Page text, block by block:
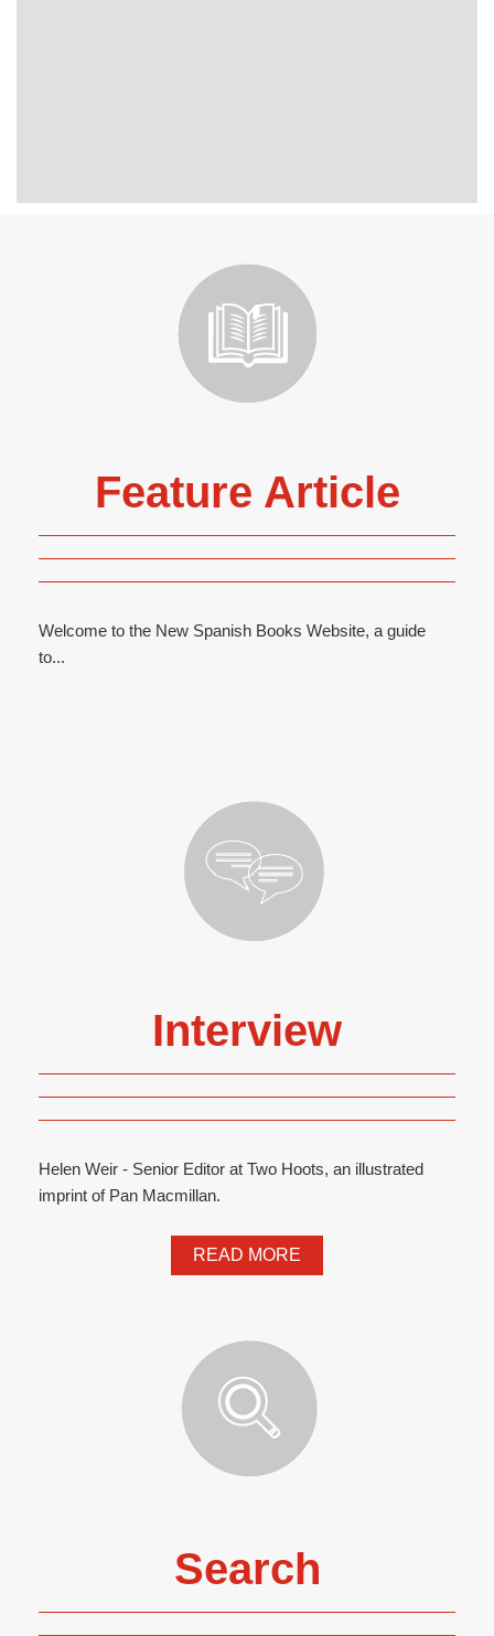
Feature Article
Welcome to the New Spanish Books Website, a guide
to...
Interview
Helen Weir - Senior Editor at Two Hoots, an illustrated
imprint of Pan Macmillan.
READ MORE
Search